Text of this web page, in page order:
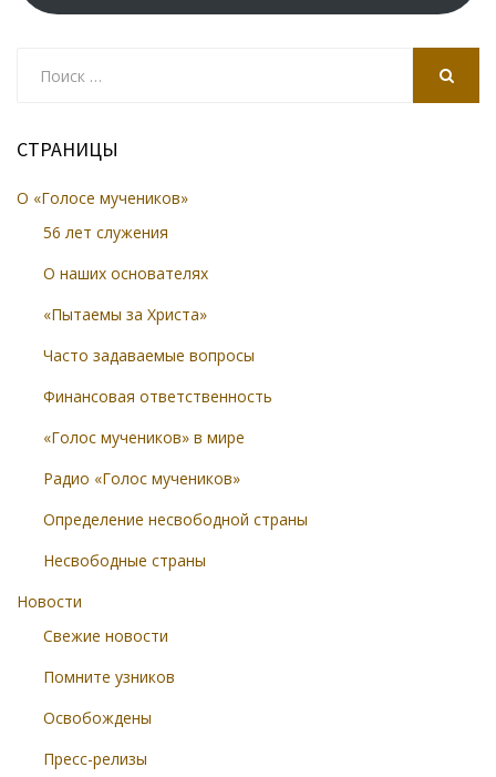
СТРАНИЦЫ
О «Голосе мучеников»
56 лет служения
О наших основателях
«Пытаемы за Христа»
Часто задаваемые вопросы
Финансовая ответственность
«Голос мучеников» в мире
Радио «Голос мучеников»
Определение несвободной страны
Несвободные страны
Новости
Свежие новости
Помните узников
Освобождены
Пресс-релизы